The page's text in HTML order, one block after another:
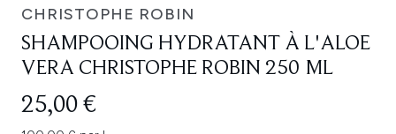
CHRISTOPHE ROBIN
SHAMPOOING HYDRATANT À L'ALOE
VERA CHRISTOPHE ROBIN 250 ML
25,00 €